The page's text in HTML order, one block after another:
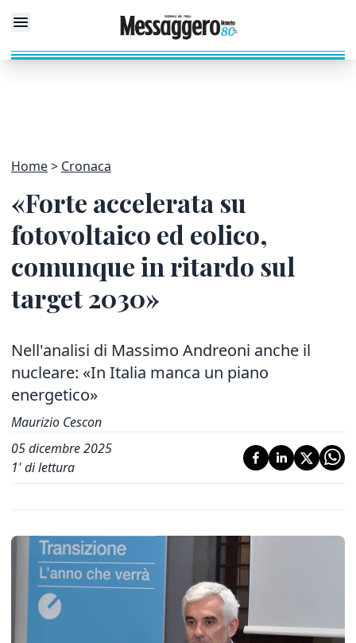
Home Cronaca
«Forte accelerata su
fotovoltaico ed eolico,
comunque in ritardo sul
target 2030»
Nell'analisi di Massimo Andreoni anche il
nucleare: «In Italia manca un piano
energetico»
Maurizio Cescon
05 dicembre 2025
1' di lettura